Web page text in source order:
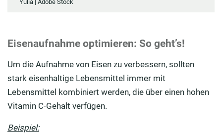
Yulia | Adobe Stock
Eisenaufnahme optimieren: So geht’s!
Um die Aufnahme von Eisen zu verbessern, sollten
stark eisenhaltige Lebensmittel immer mit
Lebensmittel kombiniert werden, die über einen hohen
Vitamin C-Gehalt verfügen.
Beispiel: